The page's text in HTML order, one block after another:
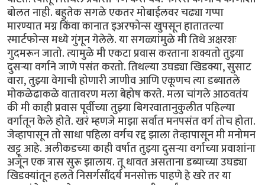
बोलत नाही. बहुतेक सगळे एकतर मोबाईलवर चढ्या गप्पा
मारण्यात मग्न किंवा कानात इअरफोन्स खुपसून हातातल्या
स्मार्टफोन्स मध्ये गुंगून गेलेले. या सगळ्यांमुळे मी तिथे अक्षरशः
गुदमरून जातो. त्यामुळे मी एकटा प्रवास करताना शक्यतो तुझ्या
दुसऱ्या वर्गाने जाणे पसंत करतो. तिथल्या उघड्या खिडक्या, सुसाट
वारा, तुझ्या वेगाची होणारी जाणीव आणि एकूणच त्या डब्यातले
मोकळेढाकळे वातावरण मला बेहोष करते. मला चांगले आठवतंय
की मी काही प्रवास पूर्वीच्या तुझ्या बिगरवातानुकुलीत पहिल्या
वर्गातून केले होते. खरं म्हणजे माझा सर्वात मनपसंत वर्ग तोच होता.
जेव्हापासून तो साधा पहिला वर्गच रद्द झाला तेव्हापासून मी मनोमन
खट्टू आहे. अलीकडच्या काही वर्षात तुझ्या दुसऱ्या वर्गाच्या प्रवाशांना
अजून एक त्रास सुरू झालाय. तू धावत असताना डब्याच्या उघड्या
खिडक्यांतून हलते निसर्गसौंदर्य मनसोक्त पाहणे हे खरे तर या